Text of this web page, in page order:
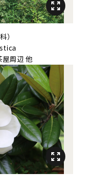
）
屋周辺 他